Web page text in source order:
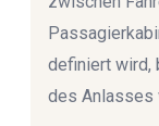
definiert wird,
des Anlasses